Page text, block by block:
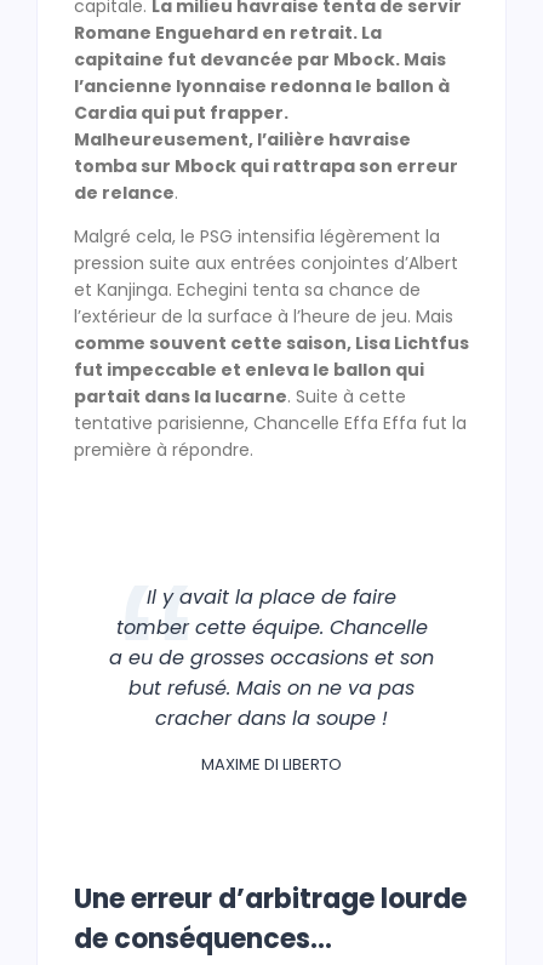
capitale. La milieu havraise tenta de servir
Romane Enguehard en retrait. La
capitaine fut devancée par Mbock. Mais
l’ancienne lyonnaise redonna le ballon à
Cardia qui put frapper.
Malheureusement, l’ailière havraise
tomba sur Mbock qui rattrapa son erreur
de relance.
Malgré cela, le PSG intensifia légèrement la
pression suite aux entrées conjointes d’Albert
et Kanjinga. Echegini tenta sa chance de
l’extérieur de la surface à l’heure de jeu. Mais
comme souvent cette saison, Lisa Lichtfus
fut impeccable et enleva le ballon qui
partait dans la lucarne. Suite à cette
tentative parisienne, Chancelle Effa Effa fut la
première à répondre.
Il y avait la place de faire
tomber cette équipe. Chancelle
a eu de grosses occasions et son
but refusé. Mais on ne va pas
cracher dans la soupe !
MAXIME DI LIBERTO
Une erreur d’arbitrage lourde
de conséquences…